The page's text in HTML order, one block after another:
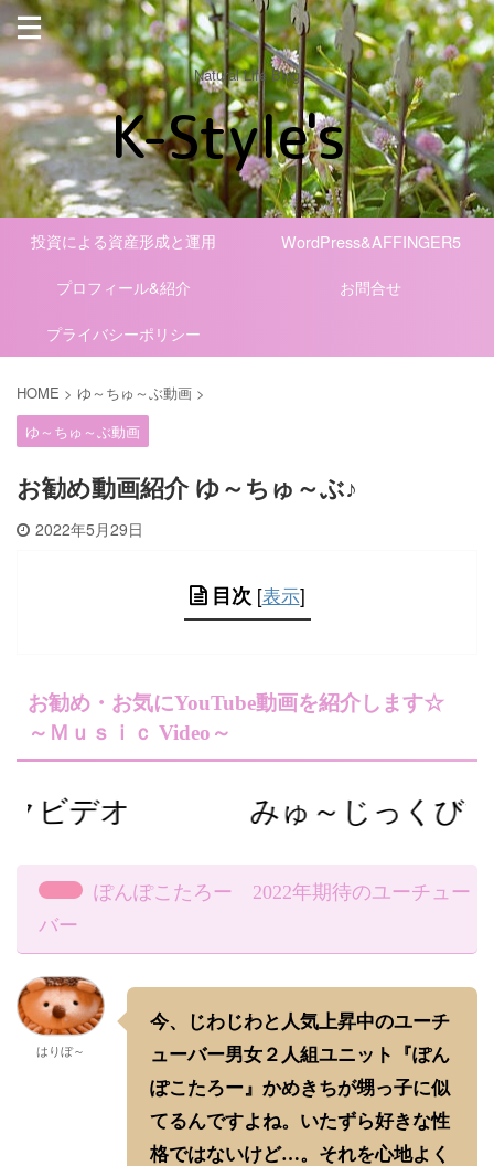
Natural Life Blog
投資による資産形成と運用
WordPress&AFFINGER5
プロフィール&紹介
お問合せ
プライバシーポリシー
HOME > ゆ～ちゅ～ぶ動画 >
ゆ～ちゅ～ぶ動画
お勧め動画紹介 ゆ～ちゅ～ぶ♪
2022年5月29日
目次 [表示]
お勧め・お気にYouTube動画を紹介します☆
～Ｍｕｓｉｃ Video～
オ みゅ～じっくびでお
ぽんぽこたろー 2022年期待のユーチュー
バー
はりぼ～
今、じわじわと人気上昇中のユーチ
ューバー男女２人組ユニット『ぽん
ぽこたろー』かめきちが甥っ子に似
てるんですよね。いたずら好きな性
格ではないけど…。それを心地よく